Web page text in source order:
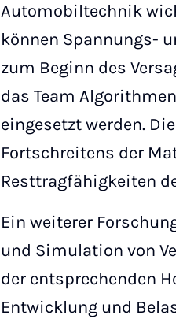
Automobiltechnik
können Spannungs-
zum Beginn des
das Team
eingesetzt werden.
Fortschreitens der
Resttragfähigkeiten
Ein weiterer
und Simulation von
der entsprechenden
Entwicklung und